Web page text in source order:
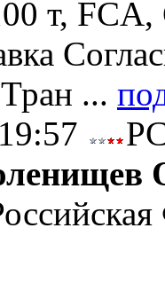
т, FCA,
...